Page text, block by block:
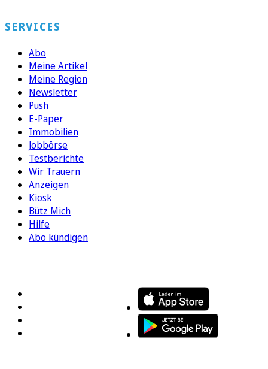
SERVICES
Abo
Meine Artikel
Meine Region
Newsletter
Push
E-Paper
Immobilien
Jobbörse
Testberichte
Wir Trauern
Anzeigen
Kiosk
Bütz Mich
Hilfe
Abo kündigen